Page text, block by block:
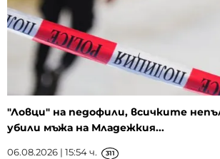
"Ловци" на педофили, всичките
убили мъжа на Младежкия...
06.08.2026 | 15:54 ч. 311